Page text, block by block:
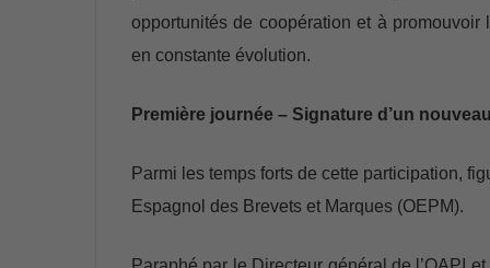
opportunités de coopération et à
en constante évolution.
Première journée – Signature d’un
Parmi les temps forts de cette participation,
Espagnol des Brevets et Marques (OEPM).